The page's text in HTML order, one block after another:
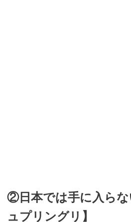
②日本では手に入ら
ュプリングリ】